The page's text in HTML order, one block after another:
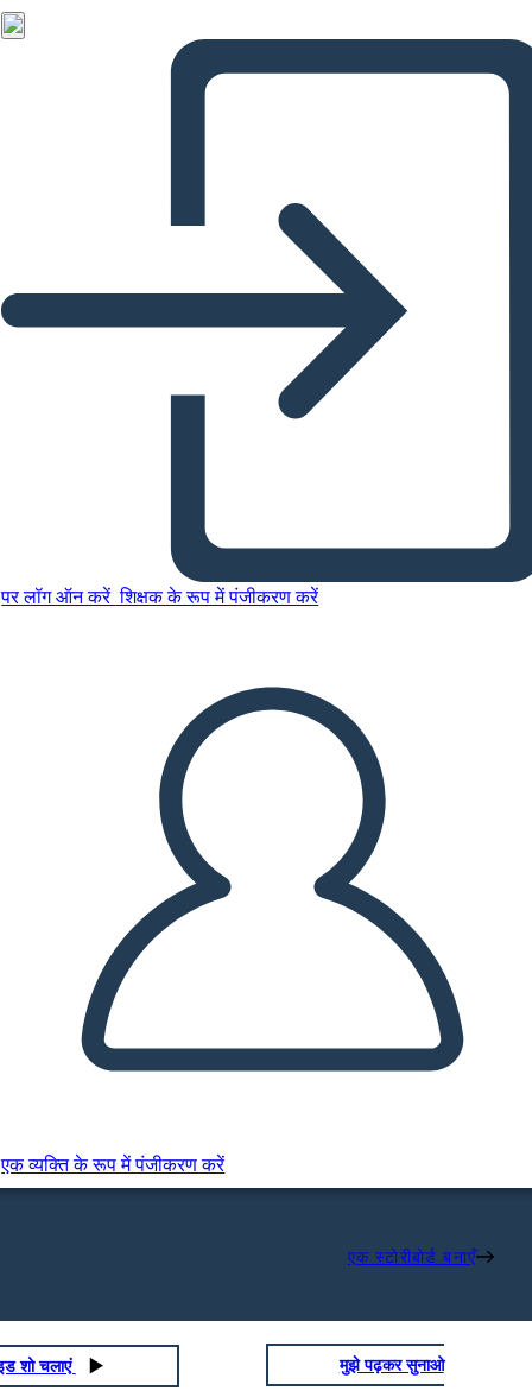
पर लॉग ऑन करें शिक्षक के रूप में पंजीकरण करें
एक व्यक्ति के रूप में पंजीकरण करें
एक स्टोरीबोर्ड बनाएँ
शो चलाएं मुझे पढ़कर सुनाओ